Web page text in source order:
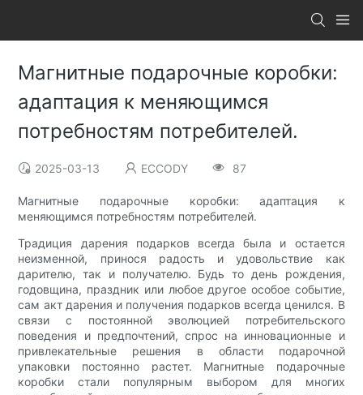
Магнитные подарочные коробки:
адаптация к меняющимся
потребностям потребителей.
2025-03-13 ECCODY 87
Магнитные подарочные коробки: адаптация к
меняющимся потребностям потребителей.
Традиция дарения подарков всегда была и остается
неизменной, принося радость и удовольствие как
дарителю, так и получателю. Будь то день рождения,
годовщина, праздник или любое другое особое событие,
сам акт дарения и получения подарков всегда ценился. В
связи с постоянной эволюцией потребительского
поведения и предпочтений, спрос на инновационные и
привлекательные решения в области подарочной
упаковки постоянно растет. Магнитные подарочные
коробки стали популярным выбором для многих